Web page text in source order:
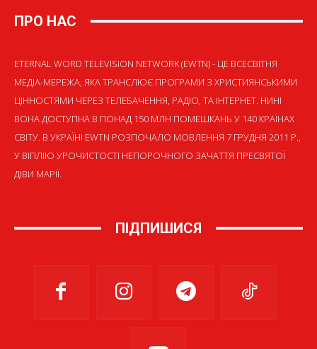
ПРО НАС
ETERNAL WORD TELEVISION NETWORK (EWTN) - ЦЕ ВСЕСВІТНЯ
МЕДІА-МЕРЕЖА, ЯКА ТРАНСЛЮЄ ПРОГРАМИ З ХРИСТИЯНСЬКИМИ
ЦІННОСТЯМИ ЧЕРЕЗ ТЕЛЕБАЧЕННЯ, РАДІО, ТА ІНТЕРНЕТ. НИНІ
ВОНА ДОСТУПНА В ПОНАД 150 МЛН ПОМЕШКАНЬ У 140 КРАЇНАХ
СВІТУ. В УКРАЇНІ EWTN РОЗПОЧАЛО МОВЛЕННЯ 7 ГРУДНЯ 2011 Р.,
У ВІГІЛІЮ УРОЧИСТОСТІ НЕПОРОЧНОГО ЗАЧАТТЯ ПРЕСВЯТОЇ
ДІВИ МАРІЇ.
ПІДПИШИСЯ